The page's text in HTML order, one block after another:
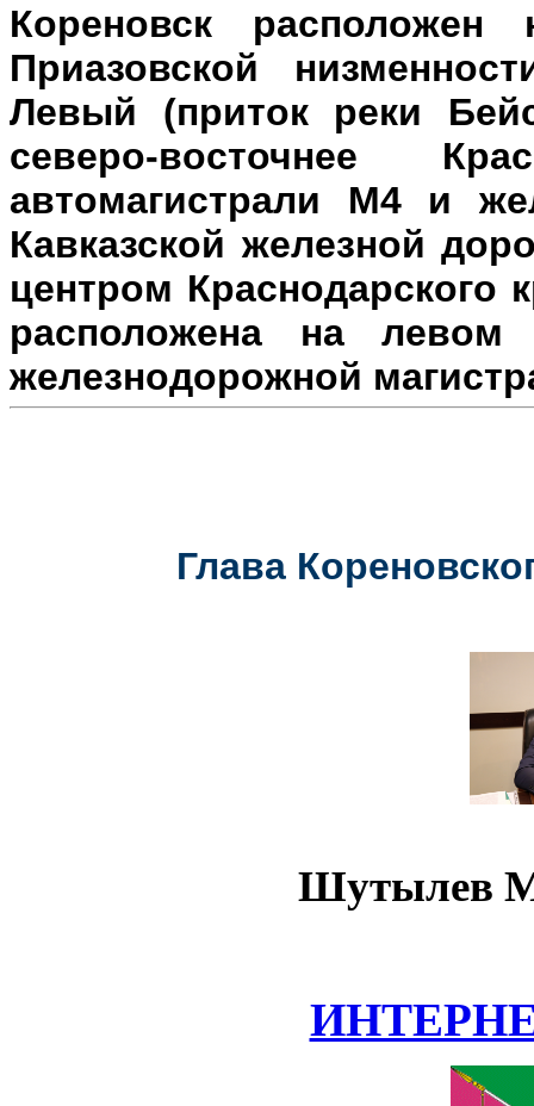
Кореновск
Приазовской
Левый (приток реки
северо-восточнее
автомагистрали М4 и
Кавказской железной
центром Краснодарского
расположена на левом
железнодорожной
Глава
Шутылев